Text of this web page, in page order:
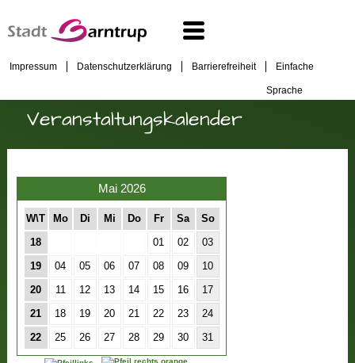
Impressum Datenschutzerklärung Barrierefreiheit Einfache
Sprache
Veranstaltungskalender
Mai 2026
W\T Mo Di Mi Do Fr Sa So
18 01 02 03
19 04 05 06 07 08 09 10
20 11 12 13 14 15 16 17
21 18 19 20 21 22 23 24
22 25 26 27 28 29 30 31